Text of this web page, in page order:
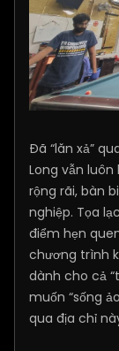
Đã “lăn xả”
Long vẫn luôn
rộng rãi, bàn
nghiệp. Tọa
điểm hẹn
chương trình
dành cho cả
muốn “sống
qua địa chỉ